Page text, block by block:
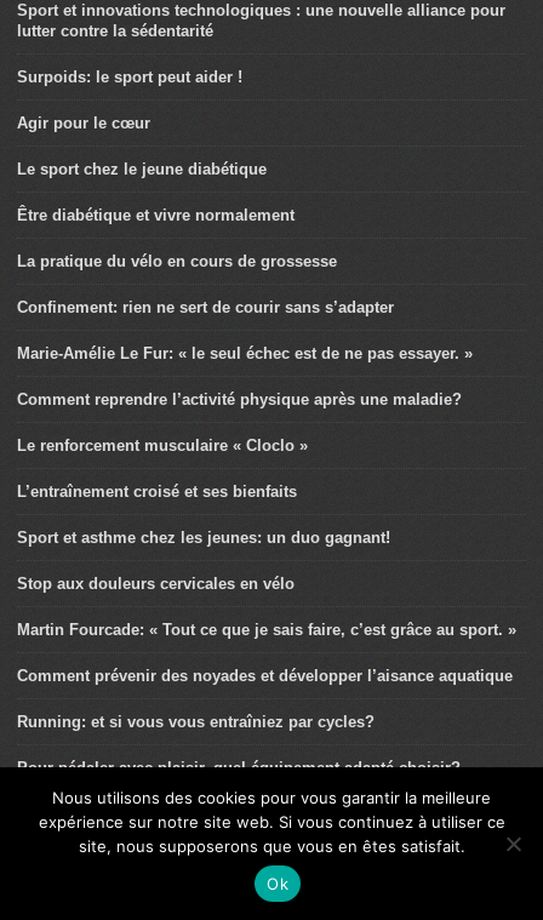
Sport et innovations technologiques : une nouvelle alliance pour
lutter contre la sédentarité
Surpoids: le sport peut aider !
Agir pour le cœur
Le sport chez le jeune diabétique
Être diabétique et vivre normalement
La pratique du vélo en cours de grossesse
Confinement: rien ne sert de courir sans s’adapter
Marie-Amélie Le Fur: « le seul échec est de ne pas essayer. »
Comment reprendre l’activité physique après une maladie?
Le renforcement musculaire « Cloclo »
L’entraînement croisé et ses bienfaits
Sport et asthme chez les jeunes: un duo gagnant!
Stop aux douleurs cervicales en vélo
Martin Fourcade: « Tout ce que je sais faire, c’est grâce au sport. »
Comment prévenir des noyades et développer l’aisance aquatique
Running: et si vous vous entraîniez par cycles?
Pour pédaler avec plaisir, quel équipement adapté choisir?
Sortir dans la nature, c’est vital!
Le trail, l’avenir de la course à pied ?
Nous utilisons des cookies pour vous garantir la meilleure
expérience sur notre site web. Si vous continuez à utiliser ce
site, nous supposerons que vous en êtes satisfait.
Ok